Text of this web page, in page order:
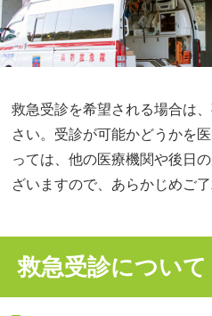
救急受診を希望される場合は
さい。受診が可能かどうかを
っては、他の医療機関や後日
ざいますので、あらかじめご了
救急受診について